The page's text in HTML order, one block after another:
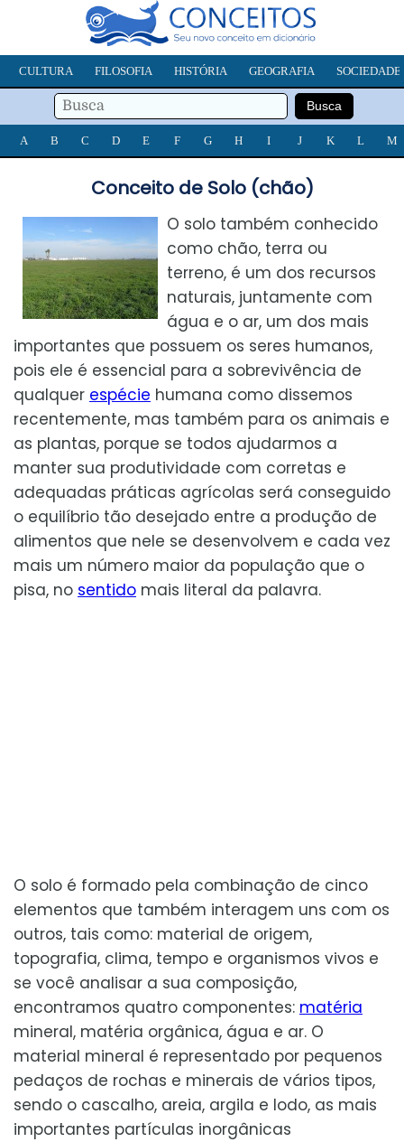
CULTURA FILOSOFIA HISTÓRIA GEOGRAFIA SOCIEDADE
A B C D E F G H I J K L M
Conceito de Solo (chão)
O solo também conhecido
como chão, terra ou
terreno, é um dos recursos
naturais, juntamente com
água e o ar, um dos mais
importantes que possuem os seres humanos,
pois ele é essencial para a sobrevivência de
qualquer espécie humana como dissemos
recentemente, mas também para os animais e
as plantas, porque se todos ajudarmos a
manter sua produtividade com corretas e
adequadas práticas agrícolas será conseguido
o equilíbrio tão desejado entre a produção de
alimentos que nele se desenvolvem e cada vez
mais um número maior da população que o
pisa, no sentido mais literal da palavra.
O solo é formado pela combinação de cinco
elementos que também interagem uns com os
outros, tais como: material de origem,
topografia, clima, tempo e organismos vivos e
se você analisar a sua composição,
encontramos quatro componentes: matéria
mineral, matéria orgânica, água e ar. O
material mineral é representado por pequenos
pedaços de rochas e minerais de vários tipos,
sendo o cascalho, areia, argila e lodo, as mais
importantes partículas inorgânicas